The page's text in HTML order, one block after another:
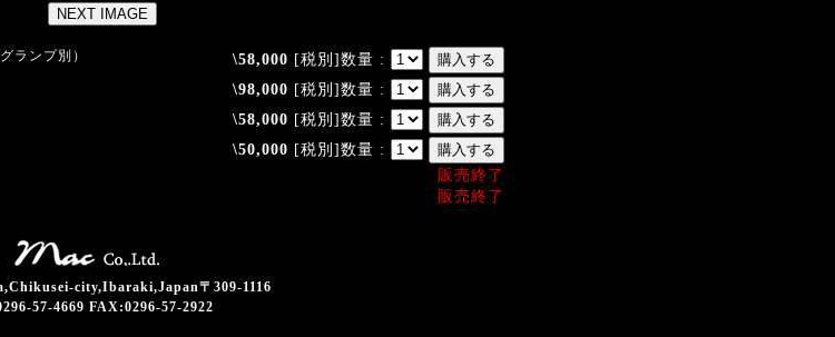
ランプ別） \58,000 [税別]数量 :
\98,000 [税別]数量 :
\58,000 [税別]数量 :
\50,000 [税別]数量 :
販売終了
販売終了
city,Ibaraki,Japan〒309-1116
57-4669 FAX:0296-57-2922